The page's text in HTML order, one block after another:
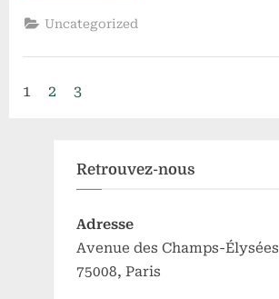
énergétique
écologique
conciliant
Uncategorized
Pagination
publications
1 2 3
Retrouvez-nous
Adresse
Avenue des Champs-Élysées
75008, Paris